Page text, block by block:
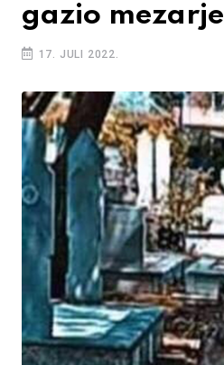
gazio mezarje
17. JULI 2022.